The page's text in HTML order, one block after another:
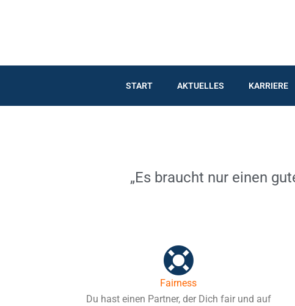
START AKTUELLES KARRIERE
„Es braucht nur einen
Fairness
Du hast einen Partner, der Dich fair und auf